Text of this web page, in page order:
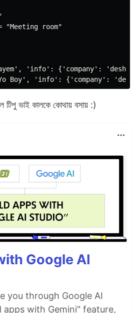
room"
'info': {'company':
টিপু ভাই কালকে কোথায় বসায় :)
Google AI
you through Google AI
apps with Gemini" feature,